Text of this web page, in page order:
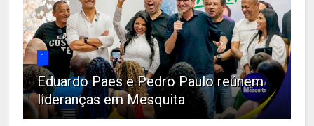
1
Eduardo Paes e Pedro Paulo reúnem
lideranças em Mesquita